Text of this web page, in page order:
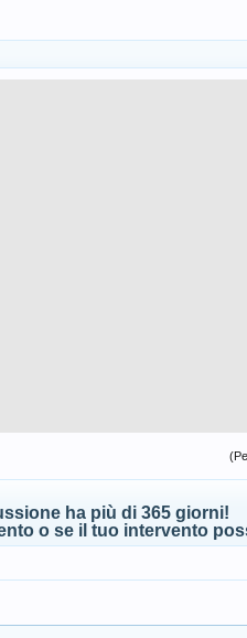
ha più di 365 giorni!
o se il tuo intervento